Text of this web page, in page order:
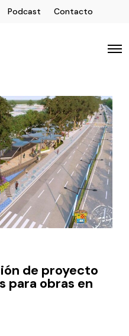
Podcast Contacto
de proyecto
para obras en